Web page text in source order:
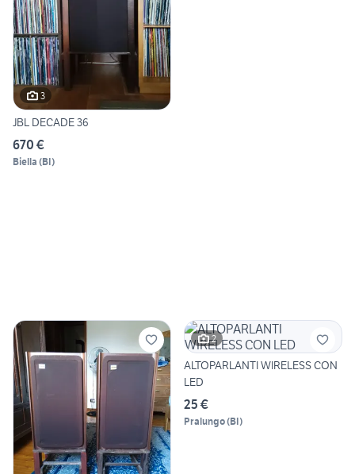
3
JBL DECADE 36
670 €
Biella (BI)
2
ALTOPARLANTI WIRELESS CON
LED
25 €
Pralungo(BI)